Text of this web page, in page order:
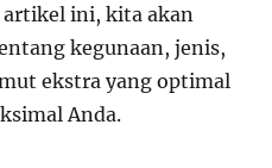
artikel ini, kita akan
kegunaan, jenis,
ekstra yang optimal
Anda.